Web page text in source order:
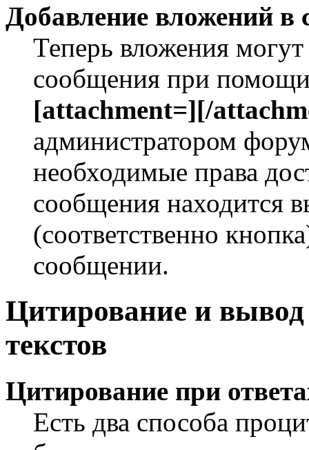
Добавление вложений в
Теперь вложения
сообщения при помощи
[attachment=][/
администратором
необходимые права
сообщения находится
(соответственно
сообщении.
Цитирование и
текстов
Цитирование при
Есть два способа